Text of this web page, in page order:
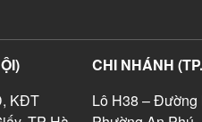
KĐT
CHI NHÁNH
Lô H38 –